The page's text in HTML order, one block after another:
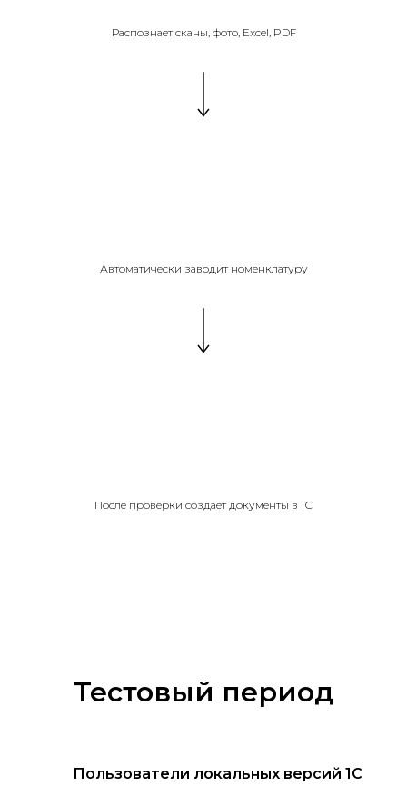
Распознает сканы, фото, Excel, PDF
Автоматически заводит номенклатуру
После проверки создает документы в 1С
Тестовый период
Пользователи локальных версий 1С